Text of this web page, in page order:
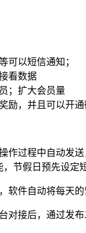
可以短信通知；
看数据
；扩大会员量
励，并且可以开
作过程中自动发
节假日预先设定
软件自动将每天
对接后，通过发